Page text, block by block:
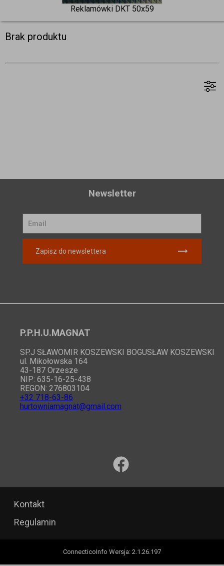
Reklamówki DKT 50x59
Brak produktu
Newsletter
Zapisz do newslettera
P.P.H.U.MAGNAT
SP.J SŁAWOMIR KOSZEWSKI BOGUSŁAW KOSZEWSKI
ul. Mikołowska 164
43-187 Orzesze
NIP: 635-16-25-438
REGON: 276803104
+32 718-63-86
hurtowniamagnat@gmail.com
Kontakt
Regulamin
ConnecticoInfo Wersja: 2.1.26.197